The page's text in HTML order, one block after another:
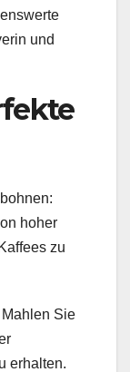
und
hoher
zu
Sie
erhalten.